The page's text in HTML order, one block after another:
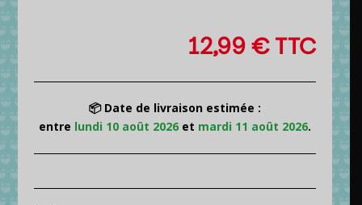
12,99€TTC
📦 Date de livraison estimée :
entre lundi 10 août 2026 et mardi 11 août 2026.